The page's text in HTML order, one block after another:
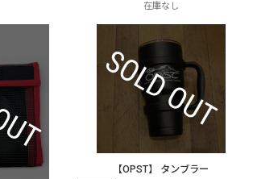
在庫なし
【OPST】 タンブラー